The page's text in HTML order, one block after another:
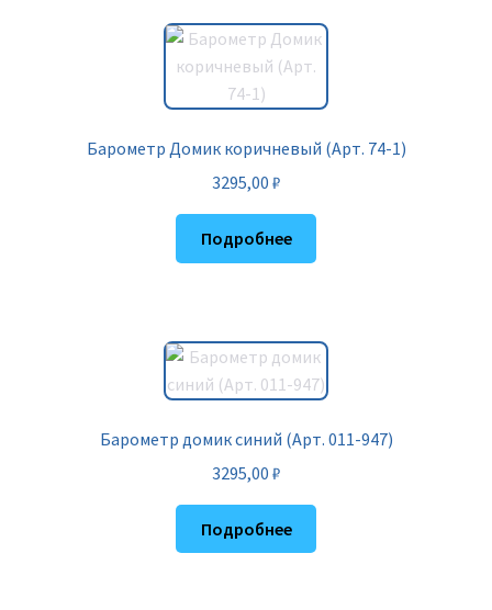
Барометр Домик коричневый (Арт. 74-1)
3295,00 ₽
Подробнее
Барометр домик синий (Арт. 011-947)
3295,00 ₽
Подробнее